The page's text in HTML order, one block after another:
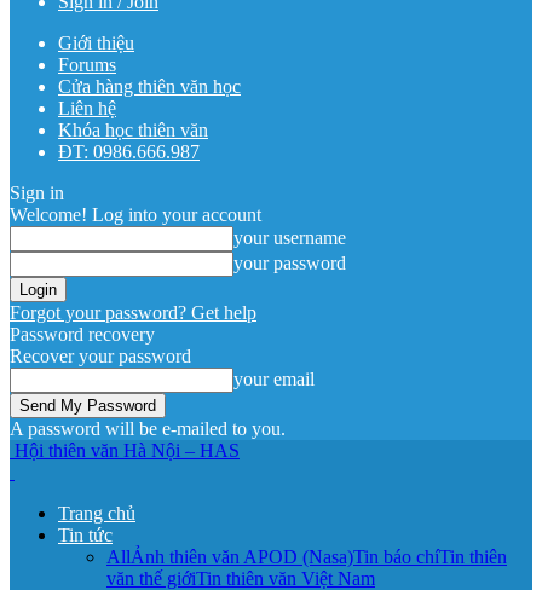
Giới thiệu
Forums
Cửa hàng thiên văn học
Liên hệ
Khóa học thiên văn
ĐT: 0986.666.987
Sign in
Welcome! Log into your account
your username
your password
Forgot your password? Get help
Password recovery
Recover your password
your email
A password will be e-mailed to you.
Hội thiên văn Hà Nội – HAS
Trang chủ
Tin tức
AllẢnh thiên văn APOD (Nasa)Tin báo chíTin thiên
văn thế giớiTin thiên văn Việt Nam